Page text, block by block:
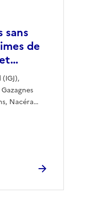
sans
de
Nacéra…